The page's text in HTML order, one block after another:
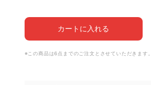
カートに入れる
※この商品は6点までのご注文とさせていただきます。